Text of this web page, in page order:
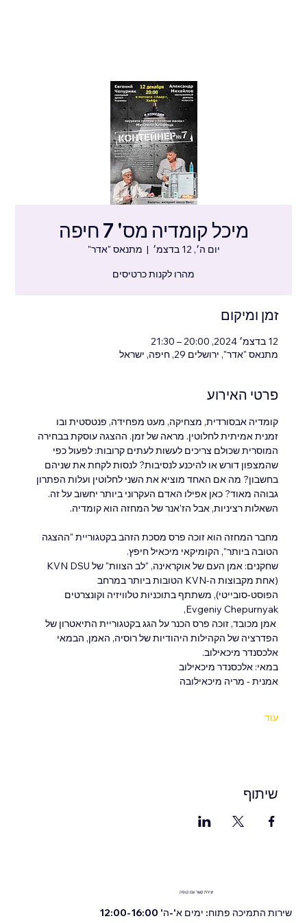
מיכל קומדיה מס' 7 חיפה
יום ה׳, 12 בדצמ׳
  |
מתנאס "אדר"
מהרו לקנות כרטיסים
זמן ומיקום
12 בדצמ׳ 2024, 20:00 – 21:30
מתנאס "אדר", ירושלים 29, חיפה, ישראל
פרטי האירוע
קומדיה אבסורדית, מצחיקה, מעט מפחידה, פנטסטית ובו
זמנית אמיתית לחלוטין. מראה של זמן. ההצגה עוסקת בבחירה
המוסרית שכולם צריכים לעשות לעתים קרובות: לפעול כפי
שהמצפון דורש או להיכנע לנסיבות? לנסות לקחת את שניהם
בחשבון? מה אם האחד מוציא את השני לחלוטין ועלות הפתרון
גבוהה מאוד? כאן אפילו האדם העקרוני ביותר יחשוב על זה.
השאלות רציניות, אבל הז'אנר של המחזה הוא קומדיה.
מחבר המחזה הוא זוכה פרס מסכת הזהב בקטגוריית "ההצגה
הטובה ביותר", הקומיקאי מיכאיל חיפץ.
(אחת מקבוצות ה-KVN הטובות ביותר במרחב
הפוסט-סובייטי), משתתף בתוכניות טלוויזיה וקונצרטים
Evgeniy Chepurnyak,
אמן מכובד, זוכה פרס הכנר על הגג בקטגוריית התיאטרון של
הפדרציה של הקהילות היהודיות של רוסיה, האמן, הבמאי
אלכסנדר מיכאילוב.
במאי: אלכסנדר מיכאילוב
אמנית - מריה מיכאילובה
עוד
שיתוף
יצירת קשר עם קופה
שירות התמיכה פתוח: ימים א'-ה' 12:00-16:00